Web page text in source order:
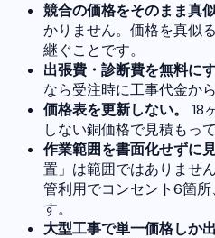
競合の価格をそのまま真似
かりません。価格を真似
継ぐことです。
出張費・診断費を無料にす
なら受注時に工事代金か
価格表を更新しない。
18
しない銅価格で見積もって
作業範囲を書面化せずに見
置」は範囲ではありませ
管利用でコンセント6箇
す。
大型工事で単一価格しか出